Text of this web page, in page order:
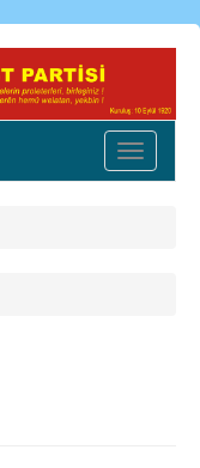
Toggle